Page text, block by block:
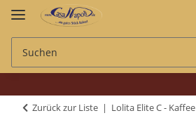
Zurück zur Liste Lolita Elite C - Kaffee